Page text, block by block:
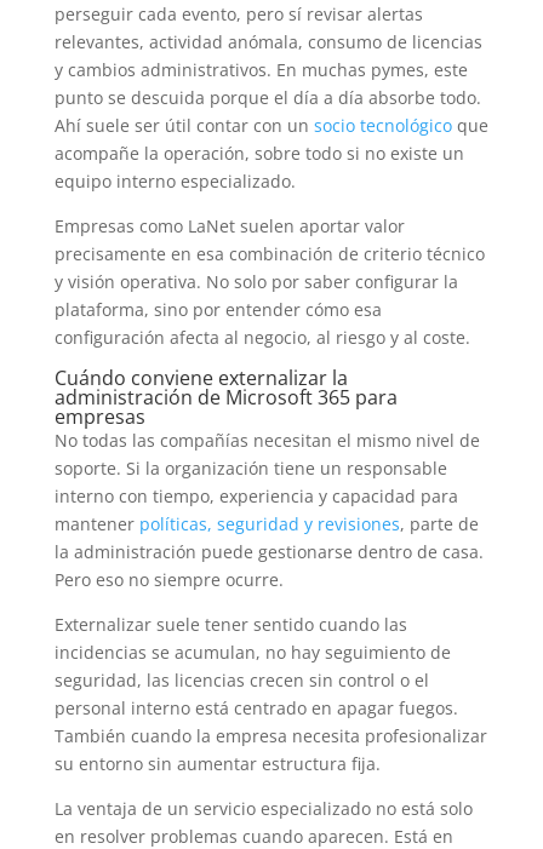
perseguir cada evento, pero sí revisar alertas
relevantes, actividad anómala, consumo de licencias
y cambios administrativos. En muchas pymes, este
punto se descuida porque el día a día absorbe todo.
Ahí suele ser útil contar con un socio tecnológicoque
acompañe la operación, sobre todo si no existe un
equipo interno especializado.
Empresas como LaNet suelen aportar valor
precisamente en esa combinación de criterio técnico
y visión operativa. No solo por saber configurar la
plataforma, sino por entender cómo esa
configuración afecta al negocio, al riesgo y al coste.
Cuándo conviene externalizar la
administración de Microsoft 365 para
empresas
No todas las compañías necesitan el mismo nivel de
soporte. Si la organización tiene un responsable
interno con tiempo, experiencia y capacidad para
mantener políticas, seguridad y revisiones, parte de
la administración puede gestionarse dentro de casa.
Pero eso no siempre ocurre.
Externalizar suele tener sentido cuando las
incidencias se acumulan, no hay seguimiento de
seguridad, las licencias crecen sin control o el
personal interno está centrado en apagar fuegos.
También cuando la empresa necesita profesionalizar
su entorno sin aumentar estructura fija.
La ventaja de un servicio especializado no está solo
en resolver problemas cuando aparecen. Está en